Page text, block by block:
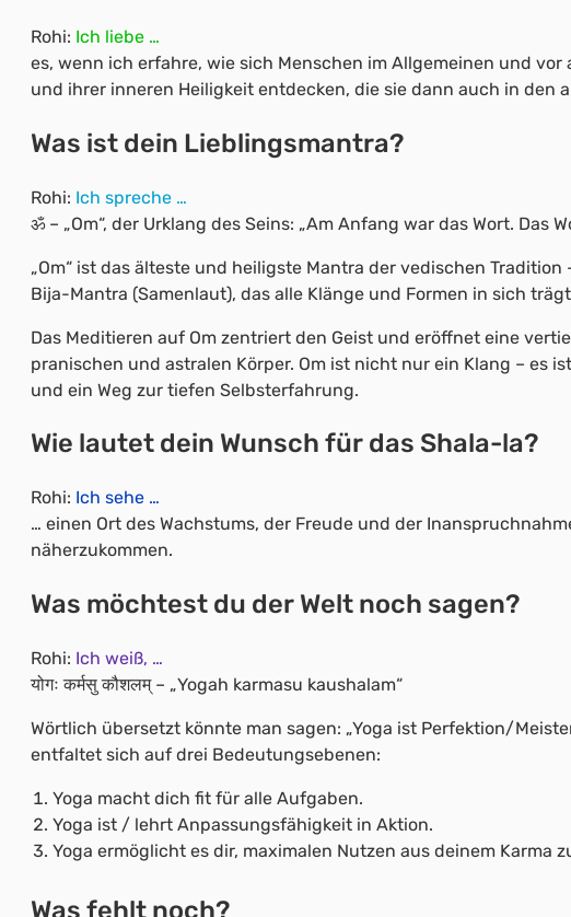
Rohi: Ich liebe …
es, wenn ich erfahre, wie sich Menschen im Allgemeinen und
und ihrer inneren Heiligkeit entdecken, die sie dann auch in den
Was ist dein Lieblingsmantra?
Rohi: Ich spreche …
ॐ – „Om“, der Urklang des Seins: „Am Anfang war das Wort. Das
„Om“ ist das älteste und heiligste Mantra der vedischen
Bija-Mantra (Samenlaut), das alle Klänge und Formen in sich
Das Meditieren auf Om zentriert den Geist und eröffnet eine
pranischen und astralen Körper. Om ist nicht nur ein Klang – es
und ein Weg zur tiefen Selbsterfahrung.
Wie lautet dein Wunsch für das Shala-la?
Rohi: Ich sehe …
… einen Ort des Wachstums, der Freude und der
näherzukommen.
Was möchtest du der Welt noch sagen?
Rohi: Ich weiß, …
योगः कर्मसु कौशलम् – „Yogah karmasu kaushalam“
Wörtlich übersetzt könnte man sagen: „Yoga ist Perfektion/
entfaltet sich auf drei Bedeutungsebenen:
Yoga macht dich fit für alle Aufgaben.
Yoga ist / lehrt Anpassungsfähigkeit in Aktion.
Yoga ermöglicht es dir, maximalen Nutzen aus deinem Karma
Was fehlt noch?